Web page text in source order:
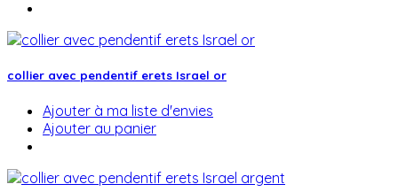
collier avec pendentif erets Israel or
Ajouter à ma liste d'envies
Ajouter au panier